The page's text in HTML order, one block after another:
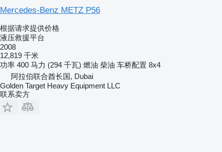
Mercedes-Benz METZ P56
根据请求提供价格
液压救援平台
2008
12,819 千米
功率 400 马力 (294 千瓦) 燃油 柴油 车桥配置 8x4
阿拉伯联合酋长国, Dubai
Golden Target Heavy Equipment LLC
联系卖方